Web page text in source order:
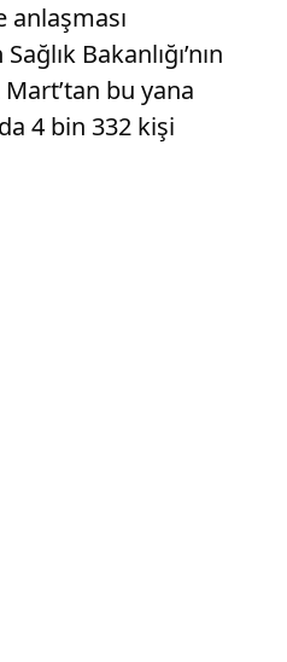
anlaşması
Bakanlığı’nın
bu yana
4 bin 332 kişi